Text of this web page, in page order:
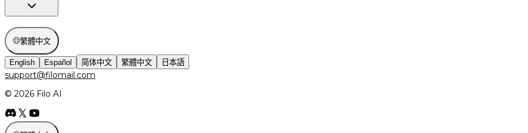
繁體中文
English Español 简体中文 繁體中文 日本語
support@filomail.com
© 2026 Filo AI